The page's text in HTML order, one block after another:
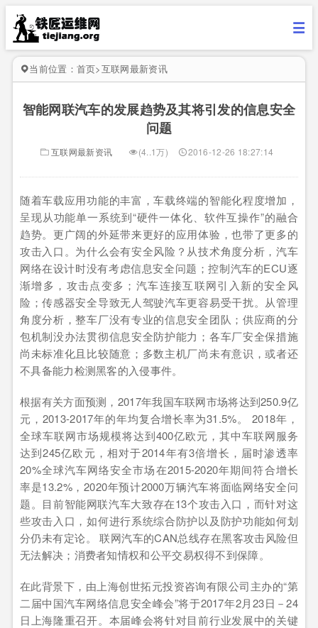
当前位置： 首页>互联网最新资讯
智能网联汽车的发展趋势及其将引发的信息安全
问题
互联网最新资讯 (4..1万) 2016-12-26 18:27:14
随着车载应用功能的丰富，车载终端的智能化程度增加，
呈现从功能单一系统到“硬件一体化、软件互操作”的融合
趋势。更广阔的外延带来更好的应用体验，也带了更多的
攻击入口。为什么会有安全风险？从技术角度分析，汽车
网络在设计时没有考虑信息安全问题；控制汽车的ECU逐
渐增多，攻击点变多；汽车连接互联网引入新的安全风
险；传感器安全导致无人驾驶汽车更容易受干扰。从管理
角度分析，整车厂没有专业的信息安全团队；供应商的分
包机制没办法贯彻信息安全防护能力；各车厂安全保措施
尚未标准化且比较随意；多数主机厂尚未有意识，或者还
不具备能力检测黑客的入侵事件。
根据有关方面预测，2017年我国车联网市场将达到250.9亿
元，2013-2017年的年均复合增长率为31.5%。 2018年，
全球车联网市场规模将达到400亿欧元，其中车联网服务
达到245亿欧元，相对于2014年有3倍增长，届时渗透率
20%全球汽车网络安全市场在2015-2020年期间符合增长
率是13.2%，2020年预计2000万辆汽车将面临网络安全问
题。目前智能网联汽车大致存在13个攻击入口，而针对这
些攻击入口，如何进行系统综合防护以及防护功能如何划
分仍未有定论。 联网汽车的CAN总线存在黑客攻击风险但
无法解决；消费者知情权和公平交易权得不到保障。
在此背景下，由上海创世拓元投资咨询有限公司主办的“第
二届中国汽车网络信息安全峰会”将于2017年2月23日－24
日上海隆重召开。本届峰会将针对目前行业发展中的关键